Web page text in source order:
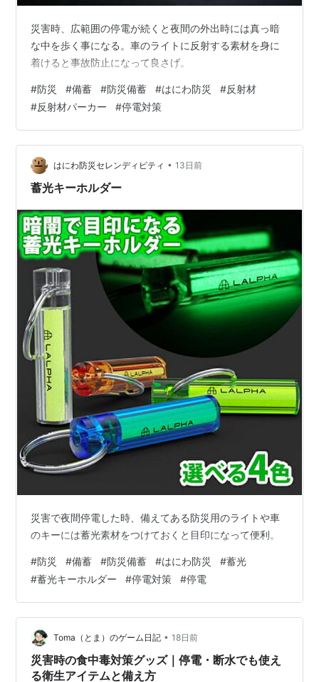
災害時、広範囲の停電が続くと夜間の外出時には真っ暗
な中を歩く事になる。車のライトに反射する素材を身に
着けると事故防止になって良さげ。
#防災 #備蓄 #防災備蓄 #はにわ防災 #反射材
#反射材パーカー #停電対策
はにわ防災セレンディピティ • 13日前
蓄光キーホルダー
災害で夜間停電した時、備えてある防災用のライトや車
のキーには蓄光素材をつけておくと目印になって便利。
#防災 #備蓄 #防災備蓄 #はにわ防災 #蓄光
#蓄光キーホルダー #停電対策 #停電
Toma（とま）のゲーム日記 • 18日前
災害時の食中毒対策グッズ｜停電・断水でも使え
る衛生アイテムと備え方